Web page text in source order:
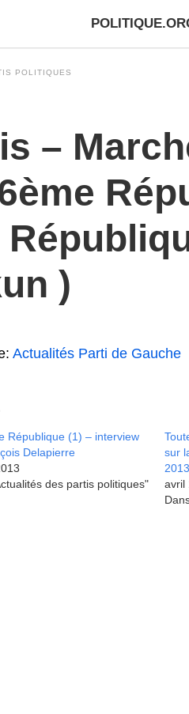
POLITIQUES
–
)
Actualités Parti de Gauche
République (1) – interview
Delapierre
des partis politiques"
sur
avril